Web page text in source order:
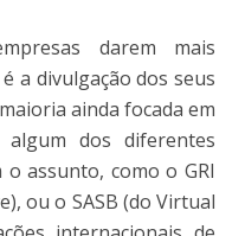
darem mais
a divulgação dos seus
ainda focada em
algum dos diferentes
assunto, como o GRI
ou o SASB (do Virtual